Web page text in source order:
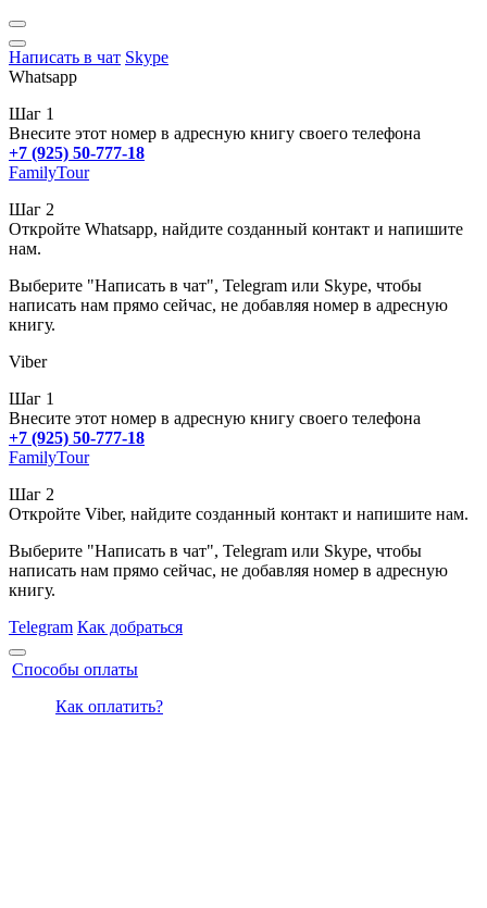
Написать в чат Skype
Whatsapp
Шаг 1
Внесите этот номер в адресную книгу своего телефона
+7 (925) 50-777-18
FamilyTour
Шаг 2
Откройте Whatsapp, найдите созданный контакт и напишите
нам.
Выберите "Написать в чат", Telegram или Skype, чтобы
написать нам прямо сейчас, не добавляя номер в адресную
книгу.
Viber
Шаг 1
Внесите этот номер в адресную книгу своего телефона
+7 (925) 50-777-18
FamilyTour
Шаг 2
Откройте Viber, найдите созданный контакт и напишите нам.
Выберите "Написать в чат", Telegram или Skype, чтобы
написать нам прямо сейчас, не добавляя номер в адресную
книгу.
Telegram Как добраться
Способы оплаты
Как оплатить?